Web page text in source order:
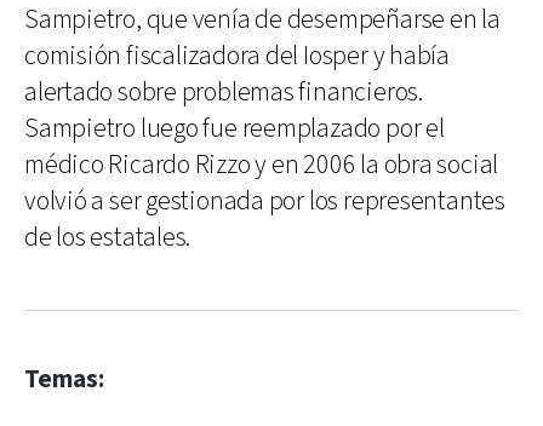
Sampietro, que venía de desempeñarse en la
comisión fiscalizadora del Iosper y había
alertado sobre problemas financieros.
Sampietro luego fue reemplazado por el
médico Ricardo Rizzo y en 2006 la obra social
volvió a ser gestionada por los representantes
de los estatales.
Temas: